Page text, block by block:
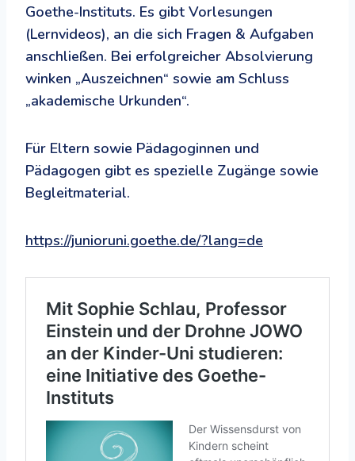
Goethe-Instituts. Es gibt Vorlesungen
(Lernvideos), an die sich Fragen & Aufgaben
anschließen. Bei erfolgreicher Absolvierung
winken „Auszeichnen“ sowie am Schluss
„akademische Urkunden“.
Für Eltern sowie Pädagoginnen und
Pädagogen gibt es spezielle Zugänge sowie
Begleitmaterial.
https://junioruni.goethe.de/?lang=de